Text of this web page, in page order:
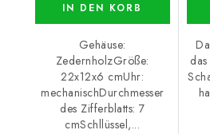
IN DEN KORB
Gehäuse:
ZedernholzGröße:
22x12x6 cmUhr:
mechanischDurchmesser
des Zifferblatts: 7
cmSchllüssel,...